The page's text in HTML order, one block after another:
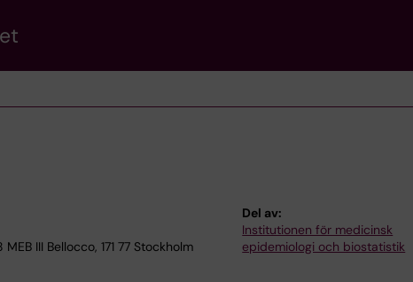
III Bellocco, 171 77 Stockholm
Del av:
Institutionen för medicinsk
epidemiologi och biostatistik